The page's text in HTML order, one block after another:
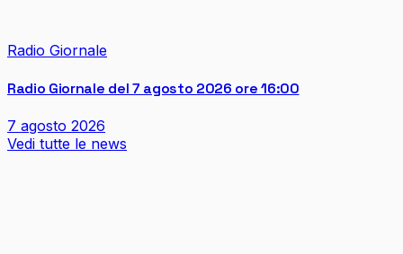
Radio Giornale
Radio Giornale del 7 agosto 2026 ore 16:00
7 agosto 2026
Vedi tutte le news